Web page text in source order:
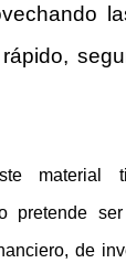
material
pretende
de